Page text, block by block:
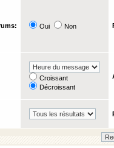
Oui Non
Croissant
Décroissant